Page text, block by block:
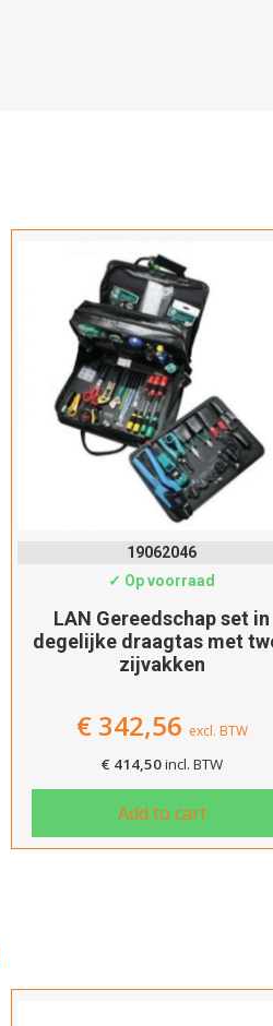
19062046
✓ Op voorraad
LAN Gereedschap set in
degelijke draagtas met
zijvakken
€342,56 excl. BTW
€ 414,50incl. BTW
Add to cart
Dit product is
Verder